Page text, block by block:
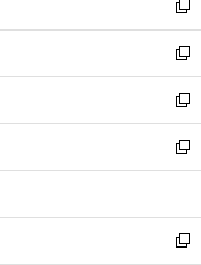
く
で
開
く
ド
ウ
で
開
く
ィ
ン
ド
ウ
で
開
く
い
ウ
ィ
ン
ド
ウ
で
開
新
し
い
ウ
ィ
ン
ド
ウ
開
く
新
し
い
ウ
ィ
ン
ウ
で
新
し
い
ウ
ン
ド
新
し
ウ
ィ
新